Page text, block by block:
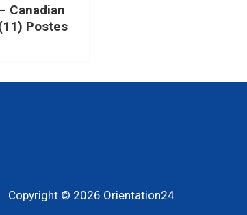
Canadian
Postes
Copyright © 2026 Orientation24